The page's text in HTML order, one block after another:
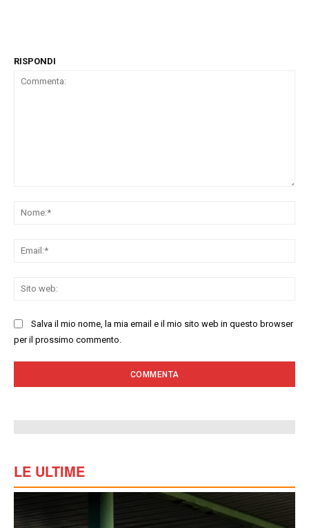
RISPONDI
Salva il mio nome, la mia email e il mio sito web in questo browser
per il prossimo commento.
LE ULTIME